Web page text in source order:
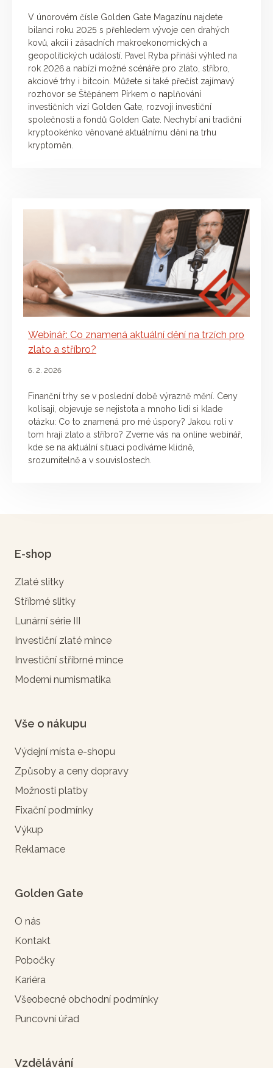
V únorovém čísle Golden Gate Magazínu najdete
bilanci roku 2025 s přehledem vývoje cen drahých
kovů, akcií i zásadních makroekonomických a
geopolitických událostí. Pavel Ryba přináší výhled na
rok 2026 a nabízí možné scénáře pro zlato, stříbro,
akciové trhy i bitcoin. Můžete si také přečíst zajímavý
rozhovor se Štěpánem Pírkem o naplňování
investičních vizí Golden Gate, rozvoji investiční
společnosti a fondů Golden Gate. Nechybí ani tradiční
kryptookénko věnované aktuálnímu dění na trhu
kryptoměn.
Webinář: Co znamená aktuální dění na trzích pro
zlato a stříbro?
6. 2. 2026
Finanční trhy se v poslední době výrazně mění. Ceny
kolísají, objevuje se nejistota a mnoho lidí si klade
otázku: Co to znamená pro mé úspory? Jakou roli v
tom hrají zlato a stříbro? Zveme vás na online webinář,
kde se na aktuální situaci podíváme klidně,
srozumitelně a v souvislostech.
E-shop
Zlaté slitky
Stříbrné slitky
Lunární série III
Investiční zlaté mince
Investiční stříbrné mince
Moderní numismatika
Vše o nákupu
Výdejní místa e-shopu
Způsoby a ceny dopravy
Možnosti platby
Fixační podmínky
Výkup
Reklamace
Golden Gate
O nás
Kontakt
Pobočky
Kariéra
Všeobecné obchodní podmínky
Puncovní úřad
Vzdělávání